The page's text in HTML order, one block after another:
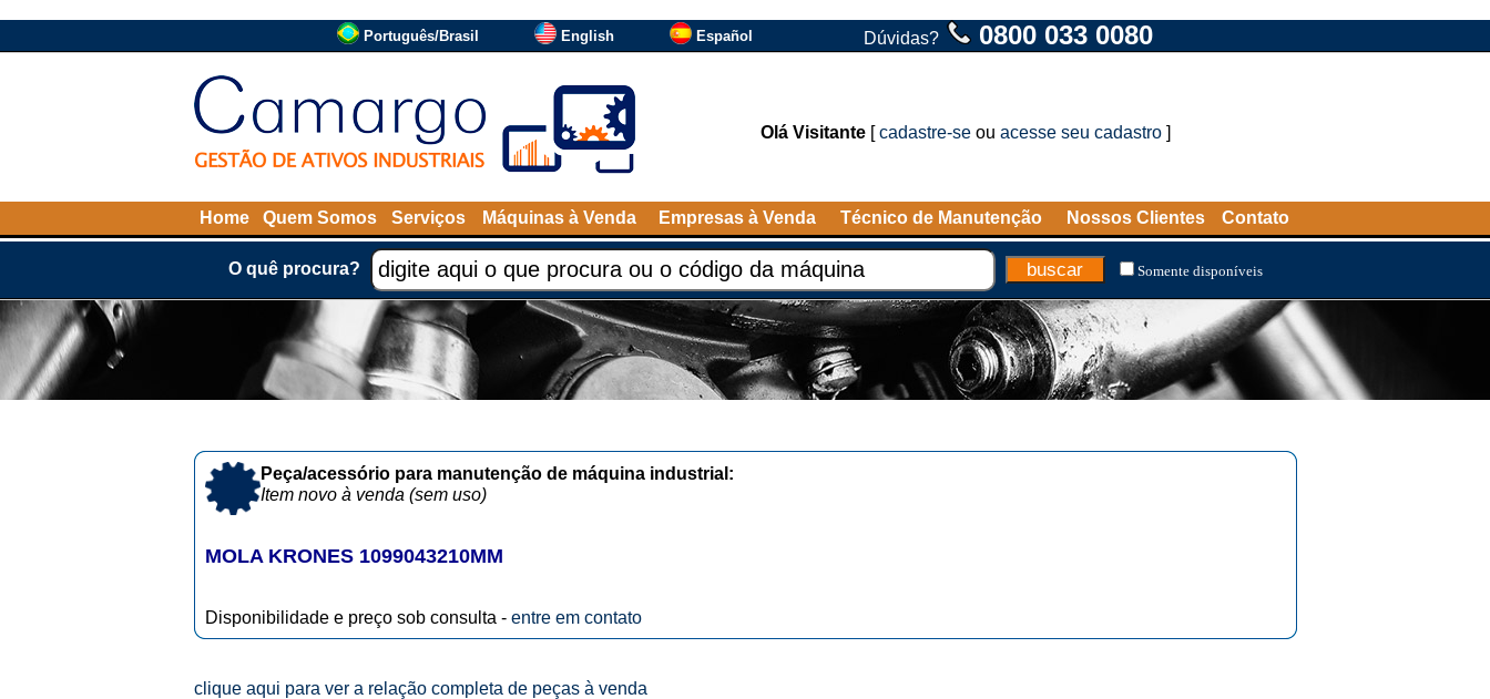
Português/Brasil English Español Dúvidas? 0800 033 0080
Olá Visitante [cadastre-se ou acesse seu cadastro ]
Home Quem Somos Serviços Máquinas à Venda Empresas à Venda Técnico de Manutenção Nossos Clientes Contato
O quê procura? Somente disponíveis
Peça/acessório para manutenção de máquina industrial:
Item novo à venda (sem uso)
MOLA KRONES 1099043210MM
Disponibilidade e preço sob consulta - entre em contato
clique aqui para ver a relação completa de peças à venda